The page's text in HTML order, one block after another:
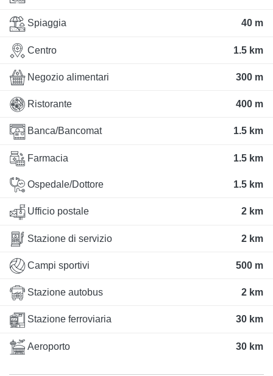
Spiaggia 40 m
Centro 1.5 km
Negozio alimentari 300 m
Ristorante 400 m
Banca/Bancomat 1.5 km
Farmacia 1.5 km
Ospedale/Dottore 1.5 km
Ufficio postale 2 km
Stazione di servizio 2 km
Campi sportivi 500 m
Stazione autobus 2 km
Stazione ferroviaria 30 km
Aeroporto 30 km